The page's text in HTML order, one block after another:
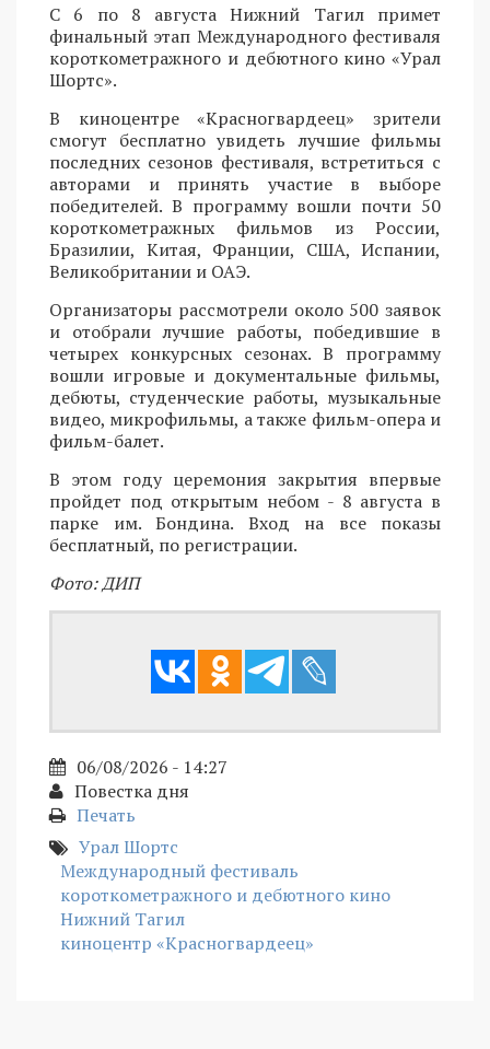
С 6 по 8 августа Нижний Тагил примет
финальный этап Международного фестиваля
короткометражного и дебютного кино «Урал
Шортс».
В киноцентре «Красногвардеец» зрители
смогут бесплатно увидеть лучшие фильмы
последних сезонов фестиваля, встретиться с
авторами и принять участие в выборе
победителей. В программу вошли почти 50
короткометражных фильмов из России,
Бразилии, Китая, Франции, США, Испании,
Великобритании и ОАЭ.
Организаторы рассмотрели около 500 заявок
и отобрали лучшие работы, победившие в
четырех конкурсных сезонах. В программу
вошли игровые и документальные фильмы,
дебюты, студенческие работы, музыкальные
видео, микрофильмы, а также фильм-опера и
фильм-балет.
В этом году церемония закрытия впервые
пройдет под открытым небом - 8 августа в
парке им. Бондина. Вход на все показы
бесплатный, по регистрации.
Фото: ДИП
06/08/2026 - 14:27
Повестка дня
Печать
Урал Шортс
Международный фестиваль
короткометражного и дебютного кино
Нижний Тагил
киноцентр «Красногвардеец»